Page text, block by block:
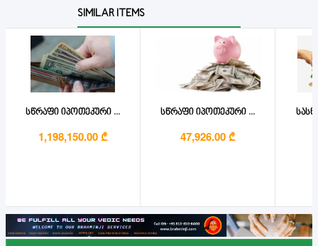
SIMILAR ITEMS
სწრაფი იპოთეკური ...
1,198,150.00 ₾
სწრაფი იპოთეკური ...
47,926.00 ₾